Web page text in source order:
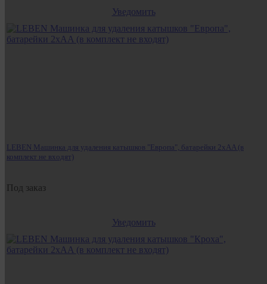
Уведомить
LEBEN Машинка для удаления катышков "Европа", батарейки 2хAA (в
комплект не входят)
Под заказ
Уведомить